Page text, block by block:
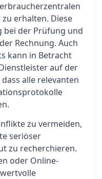
erhalten. Diese
bei der Prüfung und
Rechnung. Auch
kann in Betracht
auf der
alle relevanten
zu vermeiden,
seriöser
zu recherchieren.
oder Online-